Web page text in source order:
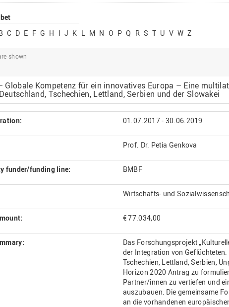
C D E F G H I J K L M N O P Q R S T U V W Z
shown
Globale Kompetenz für ein innovatives Europa – Eine
Tschechien, Lettland, Serbien und der Slowakei
01.07.2017 - 30.06.2019
Prof. Dr. Petia Genkova
funder/funding line: BMBF
Wirtschafts- und
€ 77.034,00
Das Forschungsprojekt
der Integration von
Tschechien, Lettland, Serbien,
Horizon 2020 Antrag zu
Partner/innen zu vertiefen und
auszubauen. Die gemeinsame
an die vorhandenen